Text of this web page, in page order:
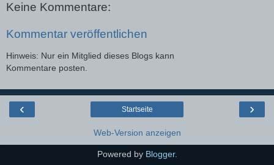
Keine Kommentare:
Kommentar veröffentlichen
Hinweis: Nur ein Mitglied dieses Blogs kann
Kommentare posten.
‹ ›
Startseite
Web-Version anzeigen
Powered by Blogger.